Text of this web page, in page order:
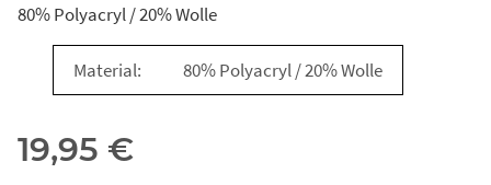
80% Polyacryl / 20% Wolle
Material: 80% Polyacryl / 20% Wolle
19,95 €